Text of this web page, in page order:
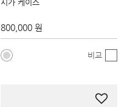
시가 케이스
800,000 원
비교